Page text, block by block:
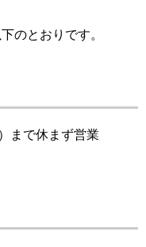
のとおりです。
まで休まず営業